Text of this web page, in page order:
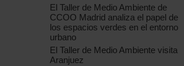
El Taller de Medio Ambiente de
CCOO Madrid analiza el papel de
los espacios verdes en el entorno
urbano
El Taller de Medio Ambiente visita
Aranjuez